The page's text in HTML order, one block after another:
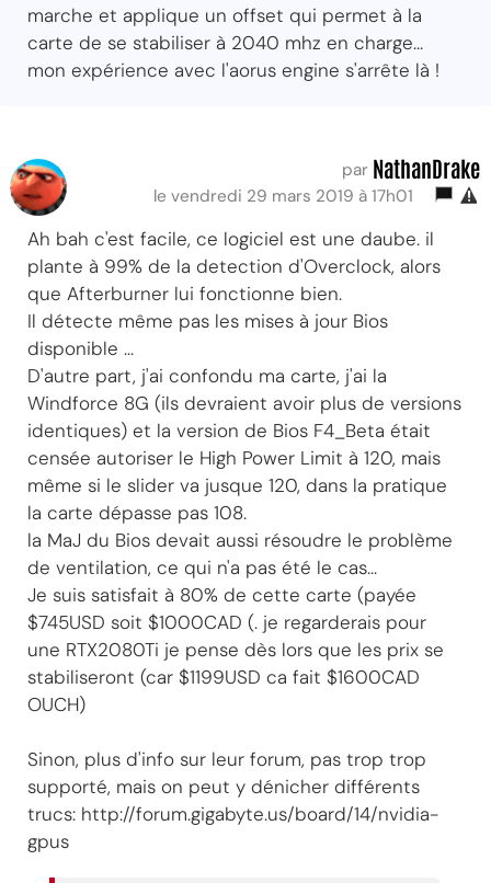
marche et applique un offset qui permet à la
carte de se stabiliser à 2040 mhz en charge...
mon expérience avec l'aorus engine s'arrête là !
par NathanDrake
le vendredi 29 mars 2019 à 17h01
Ah bah c'est facile, ce logiciel est une daube. il
plante à 99% de la detection d'Overclock, alors
que Afterburner lui fonctionne bien.
Il détecte même pas les mises à jour Bios
disponible ...
D'autre part, j'ai confondu ma carte, j'ai la
Windforce 8G (ils devraient avoir plus de versions
identiques) et la version de Bios F4_Beta était
censée autoriser le High Power Limit à 120, mais
même si le slider va jusque 120, dans la pratique
la carte dépasse pas 108.
la MaJ du Bios devait aussi résoudre le problème
de ventilation, ce qui n'a pas été le cas...
Je suis satisfait à 80% de cette carte (payée
$745USD soit $1000CAD (. je regarderais pour
une RTX2080Ti je pense dès lors que les prix se
stabiliseront (car $1199USD ca fait $1600CAD
OUCH)
Sinon, plus d'info sur leur forum, pas trop trop
supporté, mais on peut y dénicher différents
trucs: http://forum.gigabyte.us/board/14/nvidia-
gpus